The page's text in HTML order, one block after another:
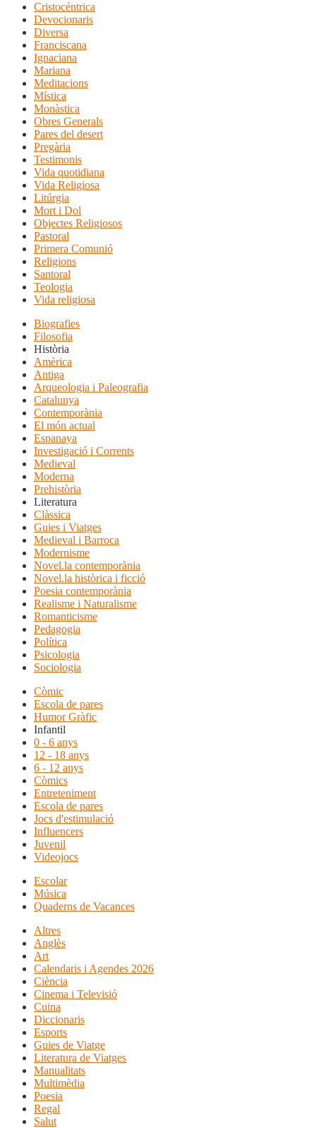
Cristocéntrica
Devocionaris
Diversa
Franciscana
Ignaciana
Mariana
Meditacions
Mística
Monàstica
Obres Generals
Pares del desert
Pregària
Testimonis
Vida quotidiana
Vida Religiosa
Litúrgia
Mort i Dol
Objectes Religiosos
Pastoral
Primera Comunió
Religions
Santoral
Teologia
Vida religiosa
Biografies
Filosofia
Història
Amèrica
Antiga
Arqueologia i Paleografia
Catalunya
Contemporània
El món actual
Espanaya
Investigació i Corrents
Medieval
Moderna
Prehistòria
Literatura
Clàssica
Guies i Viatges
Medieval i Barroca
Modernisme
Novel.la contemporània
Novel.la històrica i ficció
Poesia contemporània
Realisme i Naturalisme
Romanticisme
Pedagogia
Política
Psicologia
Sociologia
Còmic
Escola de pares
Humor Gràfic
Infantil
0 - 6 anys
12 - 18 anys
6 - 12 anys
Còmics
Entreteniment
Escola de pares
Jocs d'estimulació
Influencers
Juvenil
Videojocs
Escolar
Música
Quaderns de Vacances
Altres
Anglès
Art
Calendaris i Agendes 2026
Ciència
Cinema i Televisió
Cuina
Diccionaris
Esports
Guies de Viatge
Literatura de Viatges
Manualitats
Multimèdia
Poesia
Regal
Salut